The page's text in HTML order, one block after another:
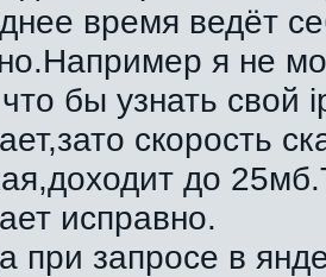
время ведёт
я не
бы узнать свой
скорость
до
исправно.
при запросе в